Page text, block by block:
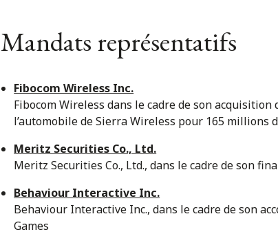
Mandats représentatifs
Fibocom Wireless Inc.
Fibocom Wireless dans le cadre de son
l’automobile de Sierra Wireless pour 165 millions
Meritz Securities Co., Ltd.
Meritz Securities Co., Ltd., dans le cadre de son
Behaviour Interactive Inc.
Behaviour Interactive Inc., dans le cadre de son
Games